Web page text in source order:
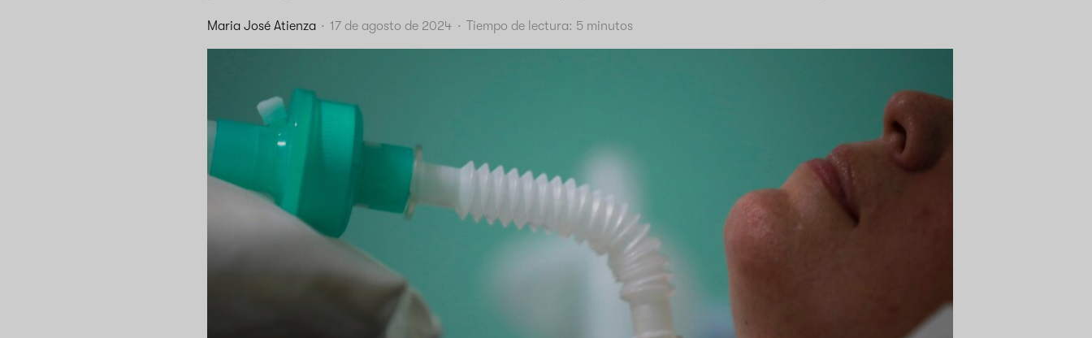
Maria José Atienza · 17 de agosto de 2024 · Tiempo de lectura: 5 minutos